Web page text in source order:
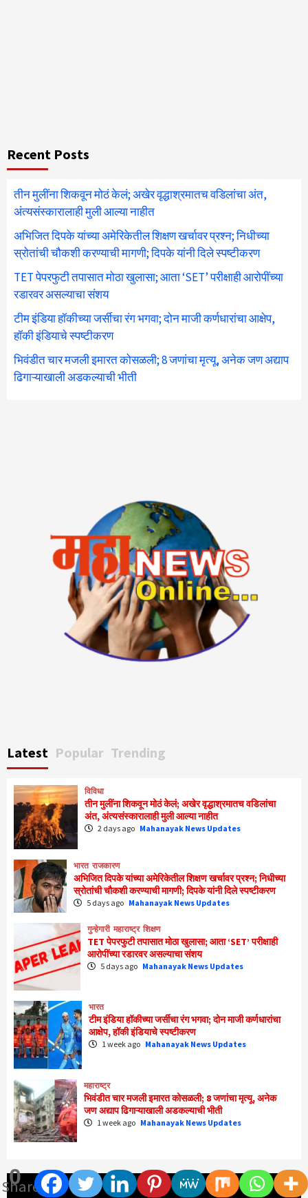
0
Shares
Recent Posts
तीन मुलींना शिकवून मोठं केलं; अखेर वृद्धाश्रमातच वडिलांचा अंत,
अंत्यसंस्कारालाही मुली आल्या नाहीत
अभिजित दिपके यांच्या अमेरिकेतील शिक्षण खर्चावर प्रश्न; निधीच्या
स्रोतांची चौकशी करण्याची मागणी; दिपके यांनी दिले स्पष्टीकरण
TET पेपरफुटी तपासात मोठा खुलासा; आता ‘SET’ परीक्षाही आरोपींच्या
रडारवर असल्याचा संशय
टीम इंडिया हॉकीच्या जर्सीचा रंग भगवा; दोन माजी कर्णधारांचा आक्षेप,
हॉकी इंडियाचे स्पष्टीकरण
भिवंडीत चार मजली इमारत कोसळली; 8 जणांचा मृत्यू, अनेक जण अद्याप
ढिगाऱ्याखाली अडकल्याची भीती
Latest Popular Trending
विविधा
तीन मुलींना शिकवून मोठं केलं; अखेर वृद्धाश्रमातच वडिलांचा
अंत, अंत्यसंस्कारालाही मुली आल्या नाहीत
2 days ago Mahanayak News Updates
भारत राजकारण
अभिजित दिपके यांच्या अमेरिकेतील शिक्षण खर्चावर प्रश्न; निधीच्या
स्रोतांची चौकशी करण्याची मागणी; दिपके यांनी दिले स्पष्टीकरण
5 days ago Mahanayak News Updates
गुन्हेगारी महाराष्ट्र शिक्षण
TET पेपरफुटी तपासात मोठा खुलासा; आता ‘SET’ परीक्षाही
आरोपींच्या रडारवर असल्याचा संशय
5 days ago Mahanayak News Updates
भारत
टीम इंडिया हॉकीच्या जर्सीचा रंग भगवा; दोन माजी कर्णधारांचा
आक्षेप, हॉकी इंडियाचे स्पष्टीकरण
1 week ago Mahanayak News Updates
महाराष्ट्र
भिवंडीत चार मजली इमारत कोसळली; 8 जणांचा मृत्यू, अनेक
जण अद्याप ढिगाऱ्याखाली अडकल्याची भीती
1 week ago Mahanayak News Updates